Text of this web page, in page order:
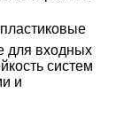
для входных
систем
и